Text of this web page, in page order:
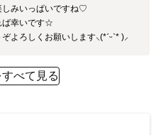
しみいっぱいですね♡
ば幸いです☆
よろしくお願いします‪⸜(*ˊᵕˋ* )⸝‬
べて見る